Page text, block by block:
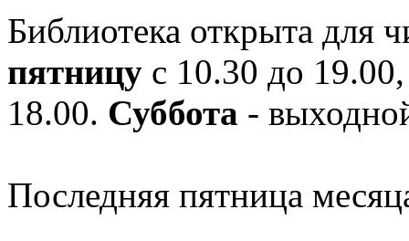
Библиотека открыта для
пятницу с 10.30 до
18.00. Суббота -
Последняя пятница